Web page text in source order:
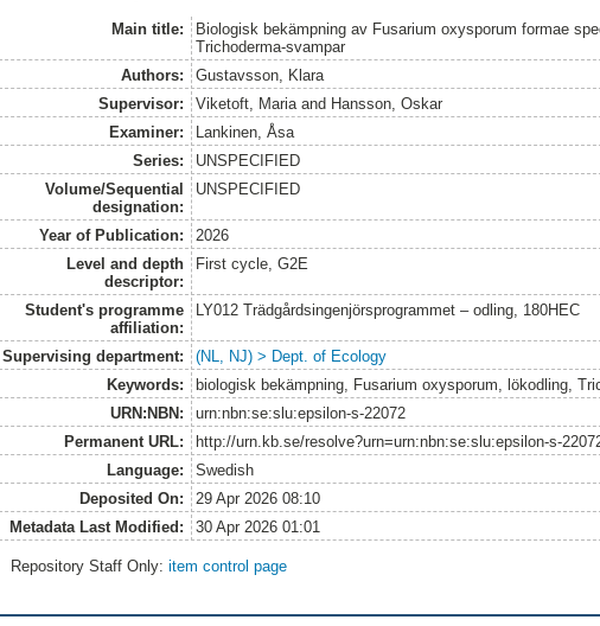
Main title:
Biologisk bekämpning av Fusarium oxysporum formae
Trichoderma-svampar
Authors:
Gustavsson, Klara
Supervisor:
Viketoft, Mariaand Hansson, Oskar
Examiner:
Lankinen, Åsa
Series:
UNSPECIFIED
Volume/Sequential
designation:
UNSPECIFIED
Year of Publication:
2026
Level and depth
descriptor:
First cycle, G2E
Student's programme
affiliation:
LY012 Trädgårdsingenjörsprogrammet – odling, 180HEC
Supervising department:
(NL, NJ) > Dept. of Ecology
Keywords:
biologisk bekämpning, Fusarium oxysporum, lökodling,
URN:NBN:
urn:nbn:se:slu:epsilon-s-22072
Permanent URL:
http://urn.kb.se/resolve?urn=urn:nbn:se:slu:epsilon-s-
Language:
Swedish
Deposited On:
29 Apr 2026 08:10
Metadata Last Modified:
30 Apr 2026 01:01
Repository Staff Only:item control page